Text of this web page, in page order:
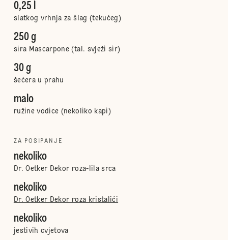
0,25 l
slatkog vrhnja za šlag (tekućeg)
250 g
sira Mascarpone (tal. svježi sir)
30 g
šećera u prahu
malo
ružine vodice (nekoliko kapi)
ZA POSIPANJE
nekoliko
Dr. Oetker Dekor roza-lila srca
nekoliko
Dr. Oetker Dekor roza kristalići
nekoliko
jestivih cvjetova